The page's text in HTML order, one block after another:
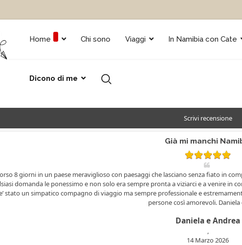
Home Chi sono Viaggi In Namibia con Cate
Dicono di me
Scrivi recensione
Già mi manchi
8 giorni in un paese meraviglioso con paesaggi che lasciano senza fiato in
domanda le ponessimo e non solo era sempre pronta a viziarci e a venire in
stato un simpatico compagno di viaggio ma sempre professionale e
persone così amorevoli. Daniela
Daniela e Andrea
,
14 Marzo 2026